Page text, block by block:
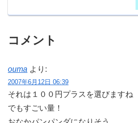
コメント
ouma より:
2007年6月12日 06:39
それは１００円プラスを選びますね
でもすごい量！